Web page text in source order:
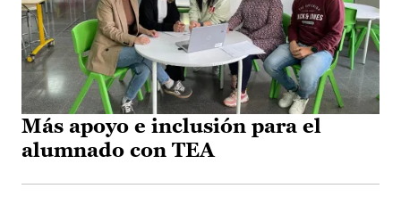
Más apoyo e inclusión para el
alumnado con TEA